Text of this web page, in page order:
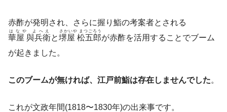
赤酢が発明され、さらに握り鮨の考案者とされる
華屋 與兵衛
はなや よへえ
と堺屋 松五郎
さかいや まつごろう
が赤酢を活用することでブーム
が起きました。
このブームが無ければ、江戸前鮨は存在しませんでした。
これが文政年間(1818〜1830年)の出来事です。